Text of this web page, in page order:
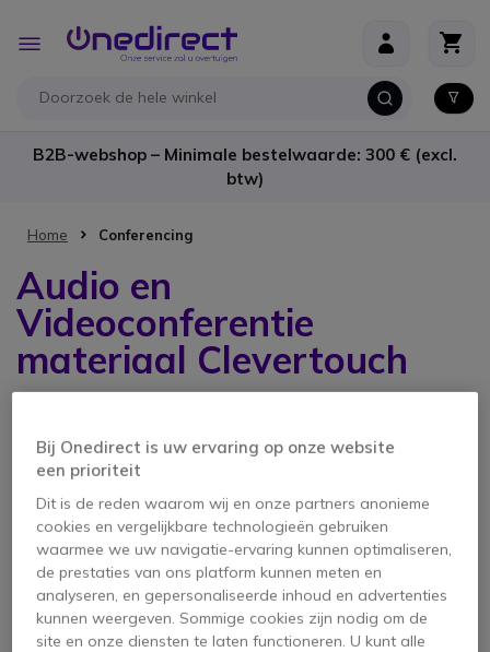
Toggle
Nav
B2B-webshop – Minimale bestelwaarde: 300 € (excl.
btw)
Home Conferencing
Audio en
Videoconferentie
materiaal Clevertouch
4 producten
Bij Onedirect is uw ervaring op onze website
een prioriteit
Dit is de reden waarom wij en onze partners anonieme
cookies en vergelijkbare technologieën gebruiken
waarmee we uw navigatie-ervaring kunnen optimaliseren,
de prestaties van ons platform kunnen meten en
analyseren, en gepersonaliseerde inhoud en advertenties
kunnen weergeven. Sommige cookies zijn nodig om de
site en onze diensten te laten functioneren. U kunt alle